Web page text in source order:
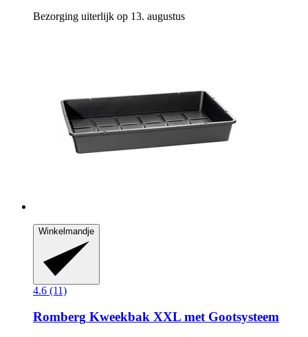
Bezorging uiterlijk op 13. augustus
Winkelmandje
4.6 (11)
Romberg Kweekbak XXL met Gootsysteem